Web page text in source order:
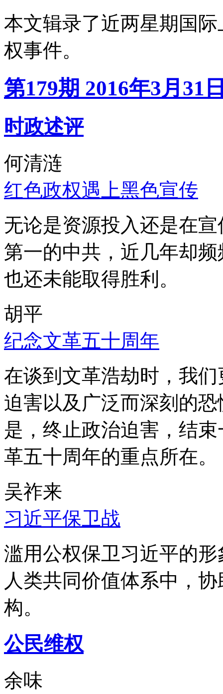
本文辑录了近两星期国
权事件。
第179期 2016年3月31
时政述评
何清涟
红色政权遇上黑色宣传
无论是资源投入还是在
第一的中共，近几年却
也还未能取得胜利。
胡平
纪念文革五十周年
在谈到文革浩劫时，我
迫害以及广泛而深刻的
是，终止政治迫害，结
革五十周年的重点所在。
吴祚来
习近平保卫战
滥用公权保卫习近平的
人类共同价值体系中，
构。
公民维权
余味